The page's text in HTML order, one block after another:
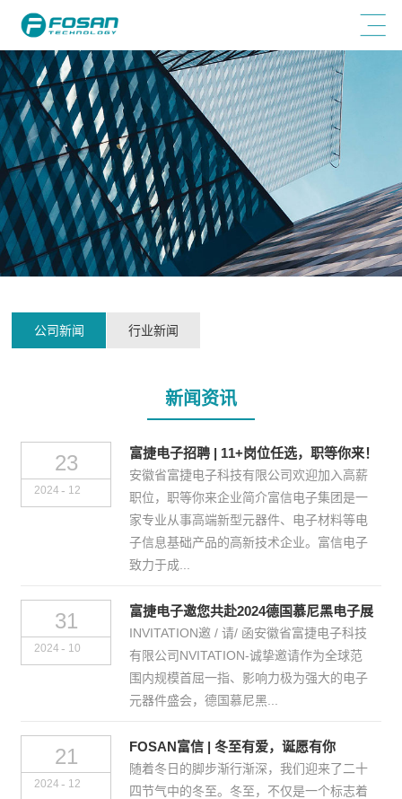
公司新闻 行业新闻
新闻资讯
23
2024 - 12
富捷电子招聘 | 11+岗位任选，职等你来！
安徽省富捷电子科技有限公司欢迎加入高薪
职位，职等你来企业简介富信电子集团是一
家专业从事高端新型元器件、电子材料等电
子信息基础产品的高新技术企业。富信电子
致力于成...
31
2024 - 10
富捷电子邀您共赴2024德国慕尼黑电子展
INVITATION邀 / 请/ 函安徽省富捷电子科技
有限公司NVITATION-诚挚邀请作为全球范
围内规模首屈一指、影响力极为强大的电子
元器件盛会，德国慕尼黑...
21
2024 - 12
FOSAN富信 | 冬至有爱，诞愿有你
随着冬日的脚步渐行渐深，我们迎来了二十
四节气中的冬至。冬至，不仅是一个标志着